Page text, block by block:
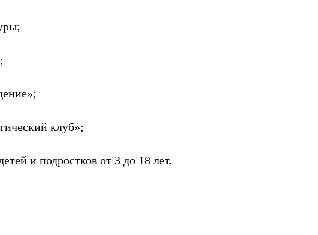
клуб»;
и подростков от 3 до 18 лет.